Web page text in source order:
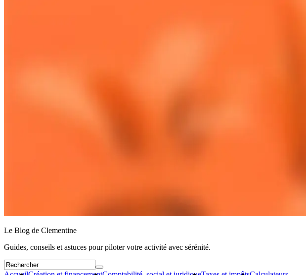
Le Blog de Clementine
Guides, conseils et astuces pour piloter votre activité avec sérénité.